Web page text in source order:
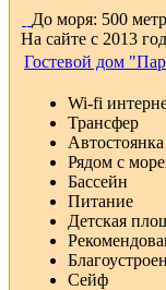
До моря: 500
На сайте с 2013
Гостевой дом
Wi-fi
Трансфер
Автостоянка
Рядом с
Бассейн
Питание
Детская
Сейф